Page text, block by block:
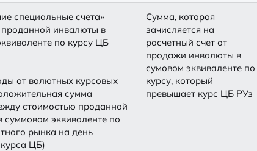
специальные счета»
проданной инвалюты в
по курсу ЦБ
от валютных курсовых
сумма
стоимостью проданной
суммовом эквиваленте по
рынка на день
ЦБ)
Сумма, которая
зачисляется на
расчетный счет от
продажи инвалюты в
сумовом эквиваленте по
курсу, который
превышает курс ЦБ РУз